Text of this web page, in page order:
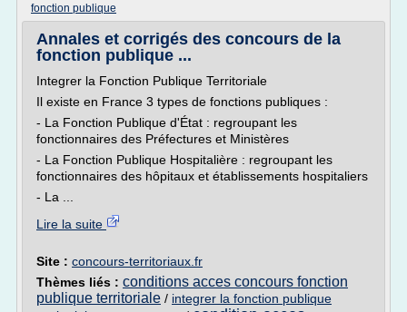
fonction publique
Annales et corrigés des concours de la
fonction publique ...
Integrer la Fonction Publique Territoriale
Il existe en France 3 types de fonctions publiques :
- La Fonction Publique d'État : regroupant les
fonctionnaires des Préfectures et Ministères
- La Fonction Publique Hospitalière : regroupant les
fonctionnaires des hôpitaux et établissements hospitaliers
- La ...
Lire la suite
Site : concours-territoriaux.fr
Thèmes liés : conditions acces concours fonction
publique territoriale / integrer la fonction publique